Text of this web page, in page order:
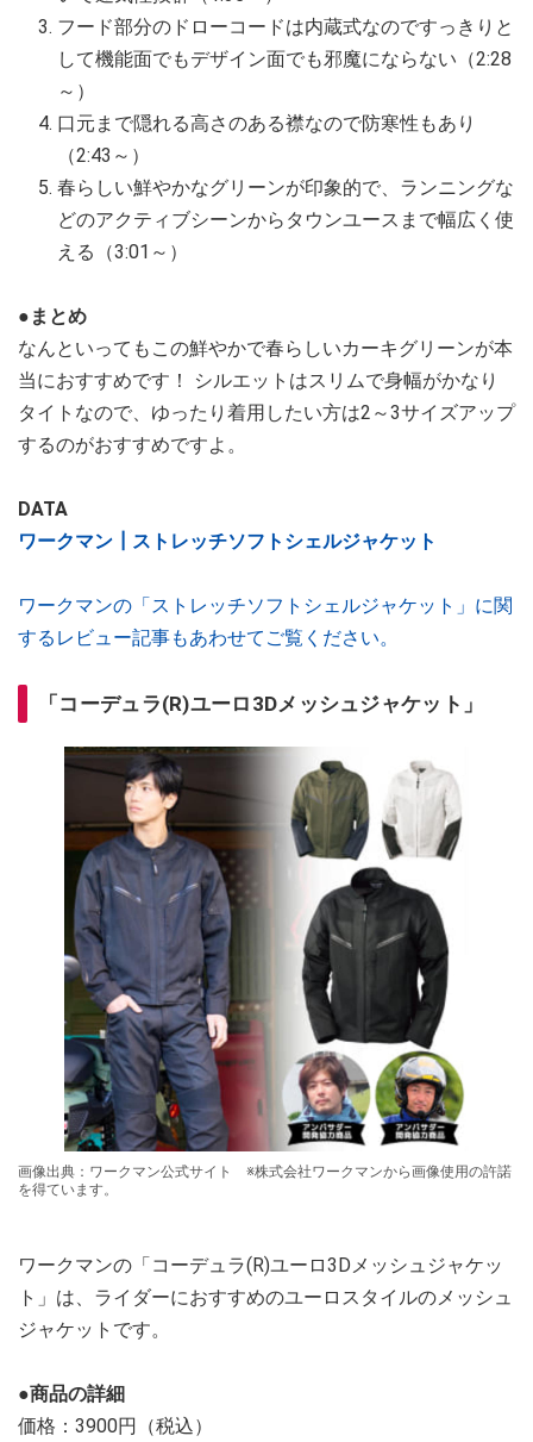
フード部分のドローコードは内蔵式なのですっきりと
して機能面でもデザイン面でも邪魔にならない（2:28
～）
口元まで隠れる高さのある襟なので防寒性もあり
（2:43～）
春らしい鮮やかなグリーンが印象的で、ランニングな
どのアクティブシーンからタウンユースまで幅広く使
える（3:01～）
●まとめ
なんといってもこの鮮やかで春らしいカーキグリーンが本
当におすすめです！ シルエットはスリムで身幅がかなり
タイトなので、ゆったり着用したい方は2～3サイズアップ
するのがおすすめですよ。
DATA
ワークマン┃ストレッチソフトシェルジャケット
ワークマンの「ストレッチソフトシェルジャケット」に関
するレビュー記事もあわせてご覧ください。
「コーデュラ(R)ユーロ3Dメッシュジャケット」
画像出典：ワークマン公式サイト ※株式会社ワークマンから画像使用の許諾
を得ています。
ワークマンの「コーデュラ(R)ユーロ3Dメッシュジャケッ
ト」は、ライダーにおすすめのユーロスタイルのメッシュ
ジャケットです。
●商品の詳細
価格：3900円（税込）